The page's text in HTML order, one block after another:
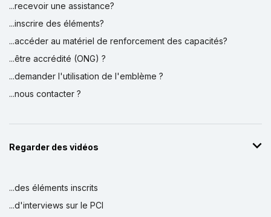
...recevoir une assistance?
...inscrire des éléments?
...accéder au matériel de renforcement des capacités?
...être accrédité (ONG) ?
...demander l'utilisation de l'emblème ?
...nous contacter ?
Regarder des vidéos
...des éléments inscrits
...d'interviews sur le PCI